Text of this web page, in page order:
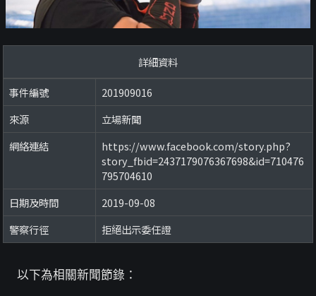
詳細資料
事件編號
201909016
來源
立場新聞
網絡連結
https://www.facebook.com/story.php?
story_fbid=2437179076367698&id=710476
795704610
日期及時間
2019-09-08
警察行徑
拒絕出示委任證
以下為相關新聞節錄：